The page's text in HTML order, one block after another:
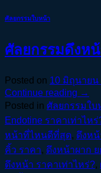
ศัลยกรรมใบหน้า
ศัลยกรรมดึงห
Posted on 10 มิถุนายน
Continue reading →
Posted in ศัลยกรรมใบ
Endotine ราคาเท่าไหร่
หน้าที่ไหนดีที่สุด, ดึงหน้
คิ้ว ราคา, ดึงหน้าผาก
ดึงหน้า ราคาเท่าไหร่?,